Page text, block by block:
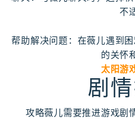
不
帮助解决问题：在薇儿遇到
的关怀
太阳游
剧
攻略薇儿需要推进游戏剧